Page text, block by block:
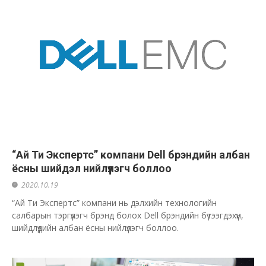
“Ай Ти Экспертс” компани Dell брэндийн албан
ёсны шийдэл нийлүүлэгч боллоо
2020.10.19
“Ай Ти Экспертс” компани нь дэлхийн технологийн
салбарын тэргүүлэгч брэнд болох Dell брэндийн бүтээгдэхүүн,
шийдлүүдийн албан ёсны нийлүүлэгч боллоо.